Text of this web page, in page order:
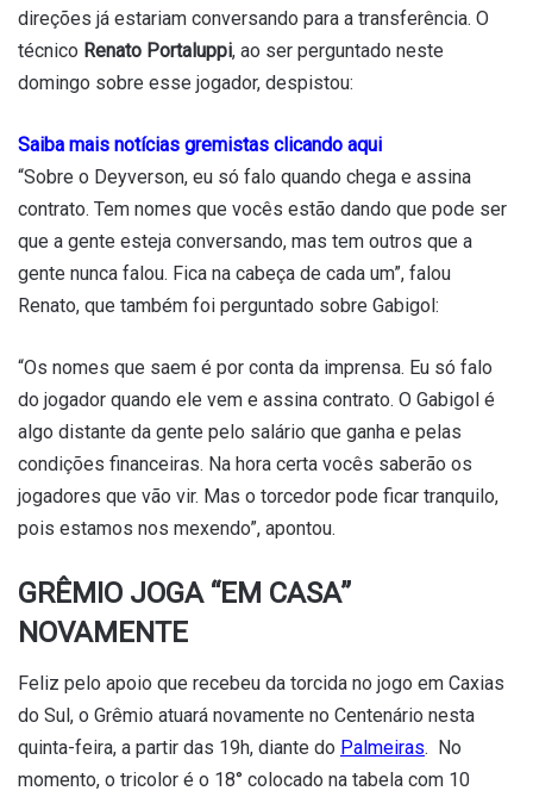
direções já estariam conversando para a transferência. O
técnico Renato Portaluppi, ao ser perguntado neste
domingo sobre esse jogador, despistou:
Saiba mais notícias gremistas clicando aqui
“Sobre o Deyverson, eu só falo quando chega e assina
contrato. Tem nomes que vocês estão dando que pode ser
que a gente esteja conversando, mas tem outros que a
gente nunca falou. Fica na cabeça de cada um”, falou
Renato, que também foi perguntado sobre Gabigol:
“Os nomes que saem é por conta da imprensa. Eu só falo
do jogador quando ele vem e assina contrato. O Gabigol é
algo distante da gente pelo salário que ganha e pelas
condições financeiras. Na hora certa vocês saberão os
jogadores que vão vir. Mas o torcedor pode ficar tranquilo,
pois estamos nos mexendo”, apontou.
GRÊMIO JOGA “EM CASA”
NOVAMENTE
Feliz pelo apoio que recebeu da torcida no jogo em Caxias
do Sul, o Grêmio atuará novamente no Centenário nesta
quinta-feira, a partir das 19h, diante do Palmeiras. No
momento, o tricolor é o 18° colocado na tabela com 10